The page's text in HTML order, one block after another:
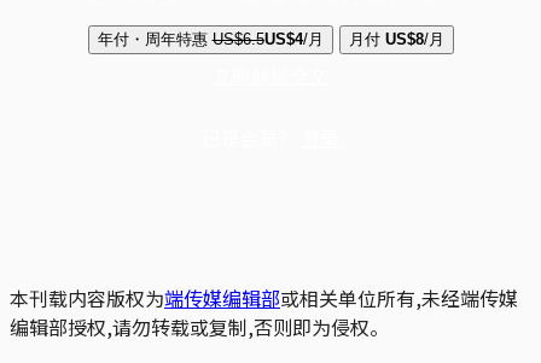
年付・周年特惠 US$6.5US$4/月 月付 US$8/月
本刊载内容版权为端传媒编辑部或相关单位所有,未经端传媒
编辑部授权,请勿转载或复制,否则即为侵权。